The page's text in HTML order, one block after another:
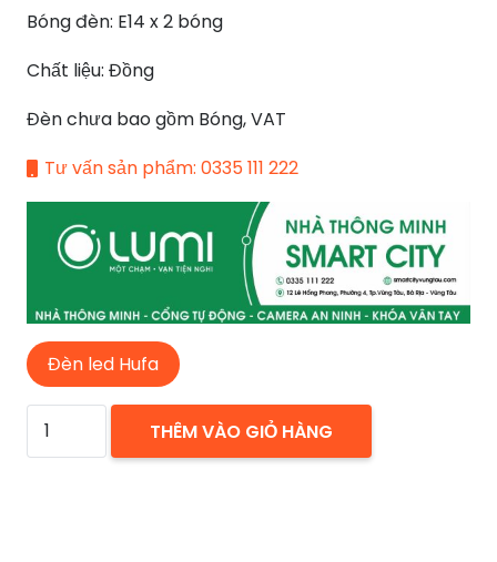
Bóng đèn: E14 x 2 bóng
Chất liệu: Đồng
Đèn chưa bao gồm Bóng, VAT
Tư vấn sản phẩm: 0335 111 222
Đèn led Hufa
ĐÈN
MÂM
THÊM VÀO GIỎ HÀNG